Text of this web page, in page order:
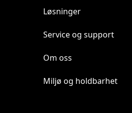
Løsninger
Service og support
Om oss
Miljø og holdbarhet